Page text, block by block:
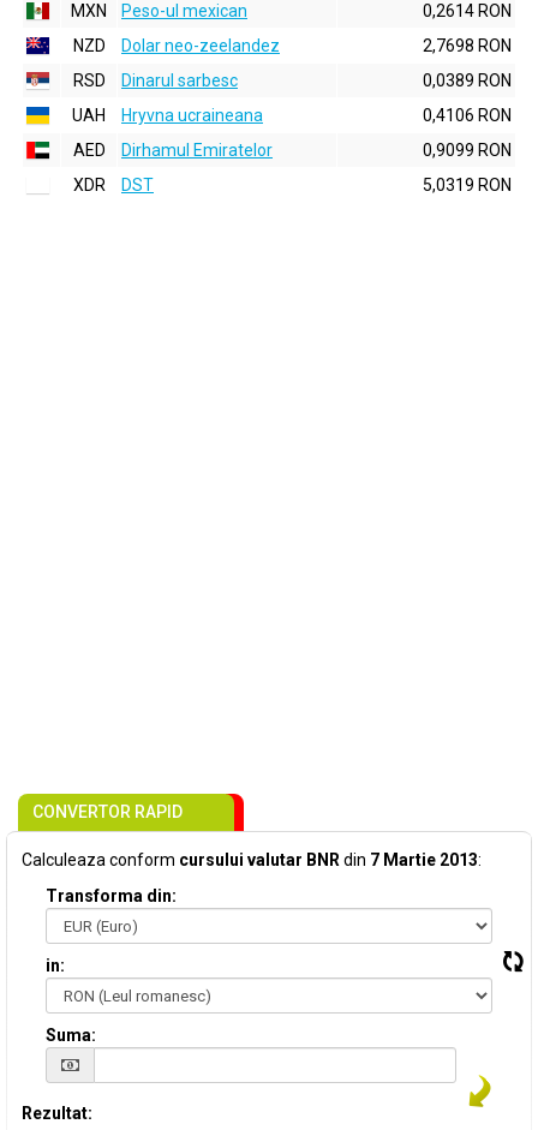
MXN
Peso-ul mexican
0,2614 RON
NZD
Dolar neo-zeelandez
2,7698 RON
RSD
Dinarul sarbesc
0,0389 RON
UAH
Hryvna ucraineana
0,4106 RON
AED
Dirhamul Emiratelor
0,9099 RON
XDR
DST 5,0319 RON
CONVERTOR RAPID
Calculeaza conform cursului valutar BNR din 7 Martie 2013:
Transforma din:
in:
Suma:
Rezultat: